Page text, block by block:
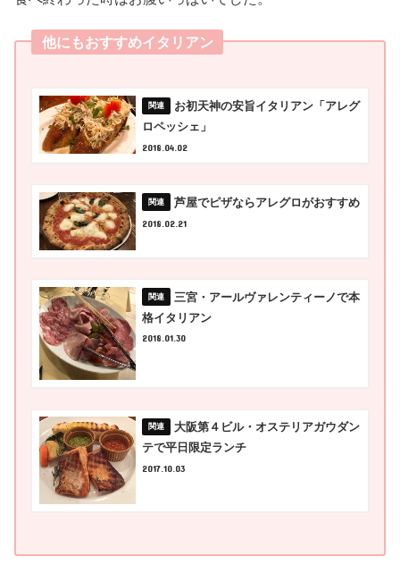
他にもおすすめイタリアン
お初天神の安旨イタリアン「アレグ
ロペッシェ」
2018.04.02
芦屋でピザならアレグロがおすすめ
2018.02.21
三宮・アールヴァレンティーノで本
格イタリアン
2018.01.30
大阪第４ビル・オステリアガウダン
テで平日限定ランチ
2017.10.03